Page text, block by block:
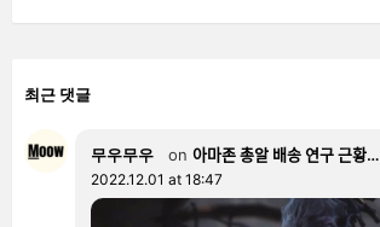
최근 댓글
무우무우 on 아마존 총알 배송 연구 근황…
2022.12.01 at 18:47